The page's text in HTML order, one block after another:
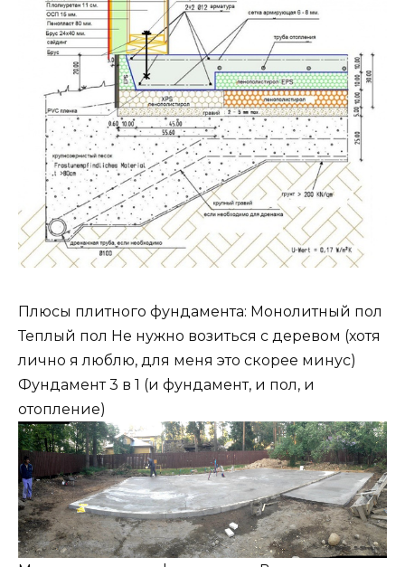
Плюсы плитного фундамента: Монолитный пол
Теплый пол Не нужно возиться с деревом (хотя
лично я люблю, для меня это скорее минус)
Фундамент 3 в 1 (и фундамент, и пол, и
отопление)